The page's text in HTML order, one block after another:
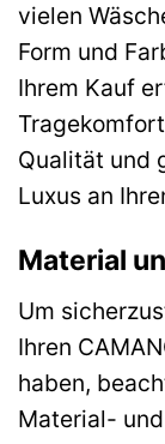
vielen
Form und
Ihrem Kauf
Qualität und
Luxus an
Material
Um
Ihren
haben,
Material-